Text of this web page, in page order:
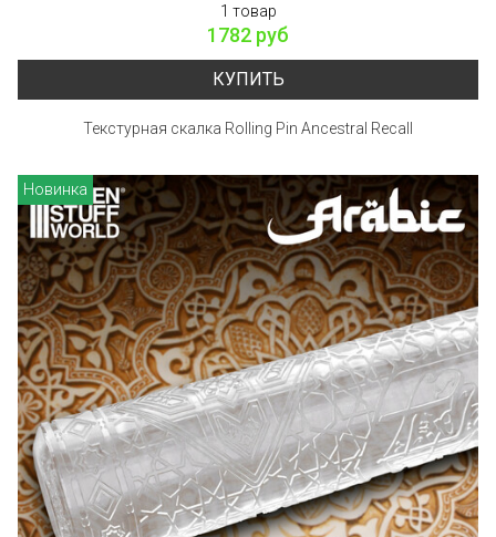
1 товар
1782 руб
КУПИТЬ
Текстурная скалка Rolling Pin Ancestral Recall
Новинка